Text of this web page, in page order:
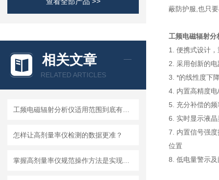
相关文章
RELATED ARTICLES
怎样让高剂量率仪检测的数据更准？
蔽防护服,也只
工频电磁辐射分
1. 便携式设计
2. 采用创新的
3. *的线性度下
4. 内置高精度
5. 充分补偿的
6. 实时显示液
7. 内置信号强
位置
8. 低电量警示